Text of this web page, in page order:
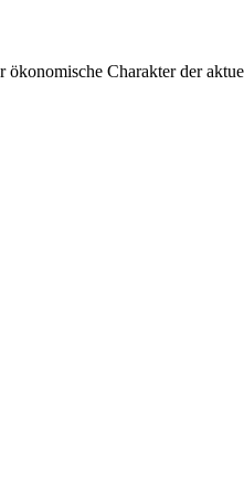
Charakter der